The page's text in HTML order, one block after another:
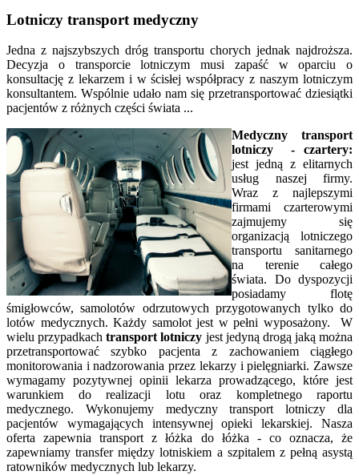
Lotniczy transport medyczny
Jedna z najszybszych dróg transportu chorych jednak najdroższa.
Decyzja o transporcie lotniczym musi zapaść w oparciu o
konsultację z lekarzem i w ścisłej współpracy z naszym lotniczym
konsultantem. Wspólnie udało nam się przetransportować dziesiątki
pacjentów z różnych części świata ...
Medyczny transport
lotniczy
- czartery:
jest jedną z elitarnych
usług naszej firmy.
Wraz z najlepszymi
firmami czarterowymi
zajmujemy się
organizacją lotniczego
transportu sanitarnego
na terenie całego
świata. Do dyspozycji
posiadamy flotę
śmigłowców, samolotów odrzutowych przygotowanych tylko do
lotów medycznych. Każdy samolot jest w pełni wyposażony. W
wielu przypadkachtransport lotniczy jest jedyną drogą jaką można
przetransportować szybko pacjenta z zachowaniem ciągłego
monitorowania i nadzorowania przez lekarzy i pielęgniarki. Zawsze
wymagamy pozytywnej opinii lekarza prowadzącego, które jest
warunkiem do realizacji lotu oraz kompletnego raportu
medycznego. Wykonujemy medyczny transport lotniczy dla
pacjentów wymagających intensywnej opieki lekarskiej. Nasza
oferta zapewnia transport z łóżka do łóżka - co oznacza, że
zapewniamy transfer między lotniskiem a szpitalem z pełną asystą
ratowników medycznych lub lekarzy.